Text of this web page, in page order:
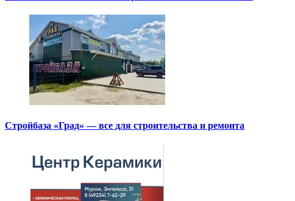
Стройбаза «Град» — все для строительства и ремонта